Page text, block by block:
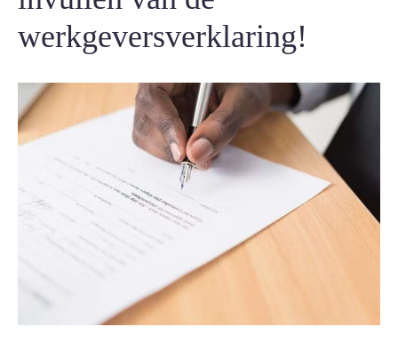
werkgeversverklaring!